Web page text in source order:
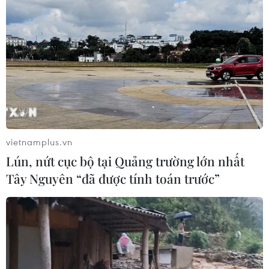
trước”
07/08/2026 09:27
Từ ngày 9/8, cảnh báo nắng nóng
diện rộng ở khu vực Bắc Bộ và Trung
Bộ
07/08/2026 08:58
Chia sẻ dữ liệu hạ tầng viễn thông
phục vụ điều hành, ứng phó thiên tai
07/08/2026 08:45
Quân khu 7 đẩy mạnh ứng dụng
khoa học-công nghệ trong tìm kiếm,
vietnamplus.vn
Lún, nứt cục bộ tại Quảng trường lớn nhất
Tây Nguyên “đã được tính toán trước”